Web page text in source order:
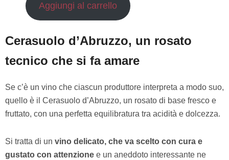
Aggiungi al carrello
Cerasuolo d’Abruzzo, un rosato
tecnico che si fa amare
Se c’è un vino che ciascun produttore interpreta a modo suo,
quello è il Cerasuolo d’Abruzzo, un rosato di base fresco e
fruttato, con una perfetta equilibratura tra acidità e dolcezza.
Si tratta di un vino delicato, che va scelto con cura e
gustato con attenzione e un aneddoto interessante ne